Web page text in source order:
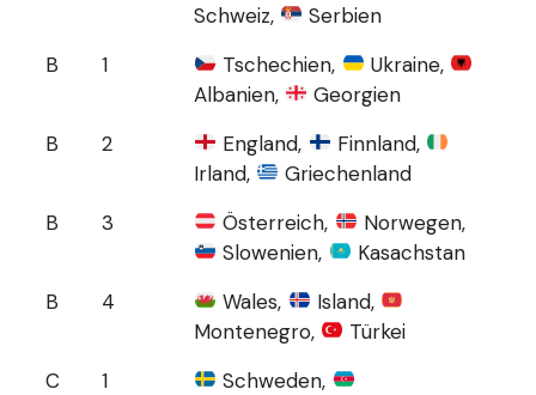
Schweiz,
Serbien
B
1 Tschechien,
Ukraine,
Albanien,
Georgien
B
2 England,
Finnland,
Irland,
Griechenland
B
3 Österreich,
Norwegen,
Slowenien,
Kasachstan
B
4 Wales,
Island,
Montenegro,
Türkei
C
1
Schweden,